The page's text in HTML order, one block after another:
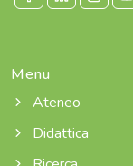
Menu
Ateneo
Didattica